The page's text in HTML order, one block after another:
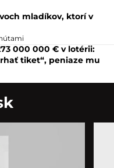
mladíkov, ktorí v
000 000 € v lotérii:
tiket“, peniaze mu